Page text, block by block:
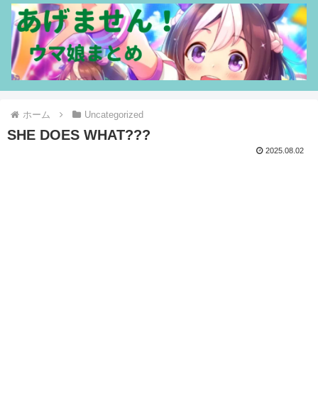
ホーム Uncategorized
SHE DOES WHAT???
2025.08.02